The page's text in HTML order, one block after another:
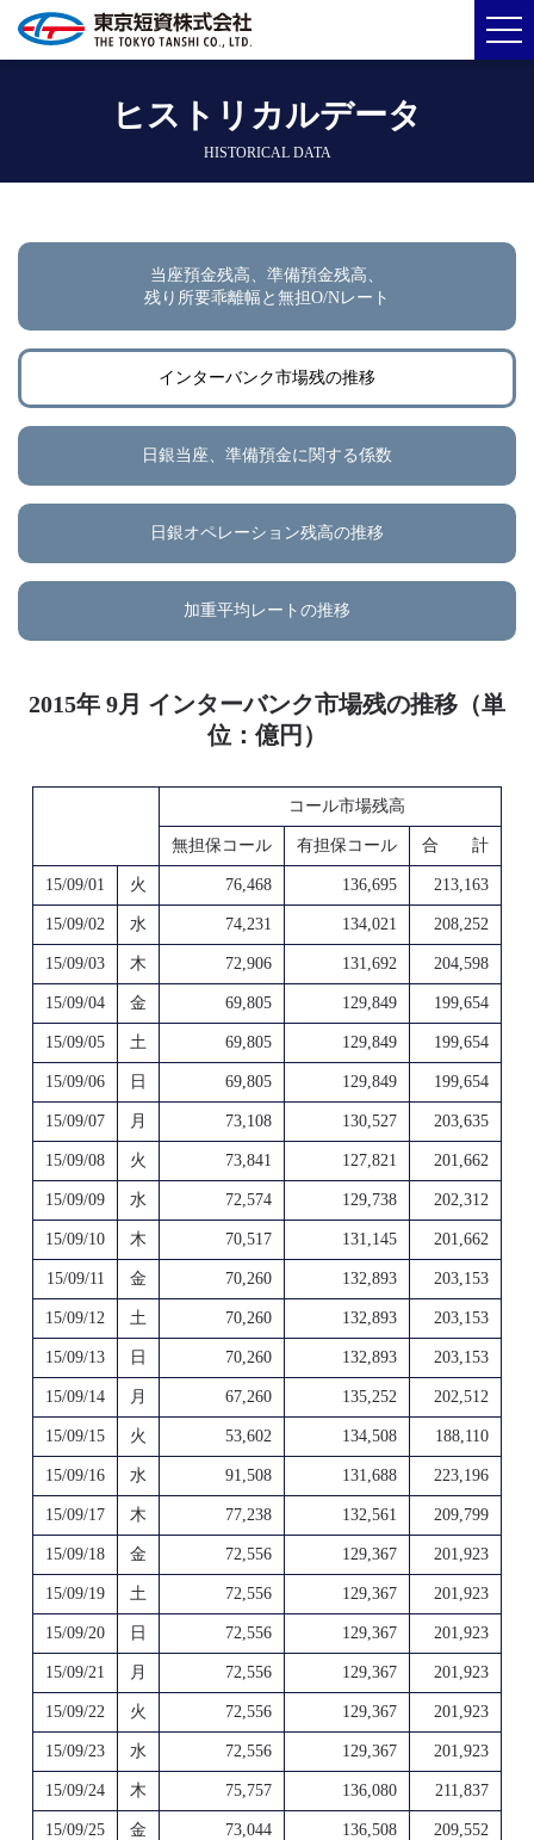
ヒストリカルデータ
HISTORICAL DATA
当座預金残高、準備預金残高、
残り所要乖離幅と無担O/Nレート
インターバンク市場残の推移
日銀当座、準備預金に関する係数
日銀オペレーション残高の推移
加重平均レートの推移
2015年 9月 インターバンク市場残の推移（単
位：億円）
コール市場残高
無担保コール 有担保コール 合 計
15/09/01 火 76,468 136,695 213,163
15/09/02 水 74,231 134,021 208,252
15/09/03 木 72,906 131,692 204,598
15/09/04 金 69,805 129,849 199,654
15/09/05 土 69,805 129,849 199,654
15/09/06 日 69,805 129,849 199,654
15/09/07 月 73,108 130,527 203,635
15/09/08 火 73,841 127,821 201,662
15/09/09 水 72,574 129,738 202,312
15/09/10 木 70,517 131,145 201,662
15/09/11 金 70,260 132,893 203,153
15/09/12 土 70,260 132,893 203,153
15/09/13 日 70,260 132,893 203,153
15/09/14 月 67,260 135,252 202,512
15/09/15 火 53,602 134,508 188,110
15/09/16 水 91,508 131,688 223,196
15/09/17 木 77,238 132,561 209,799
15/09/18 金 72,556 129,367 201,923
15/09/19 土 72,556 129,367 201,923
15/09/20 日 72,556 129,367 201,923
15/09/21 月 72,556 129,367 201,923
15/09/22 火 72,556 129,367 201,923
15/09/23 水 72,556 129,367 201,923
15/09/24 木 75,757 136,080 211,837
15/09/25 金 73,044 136,508 209,552